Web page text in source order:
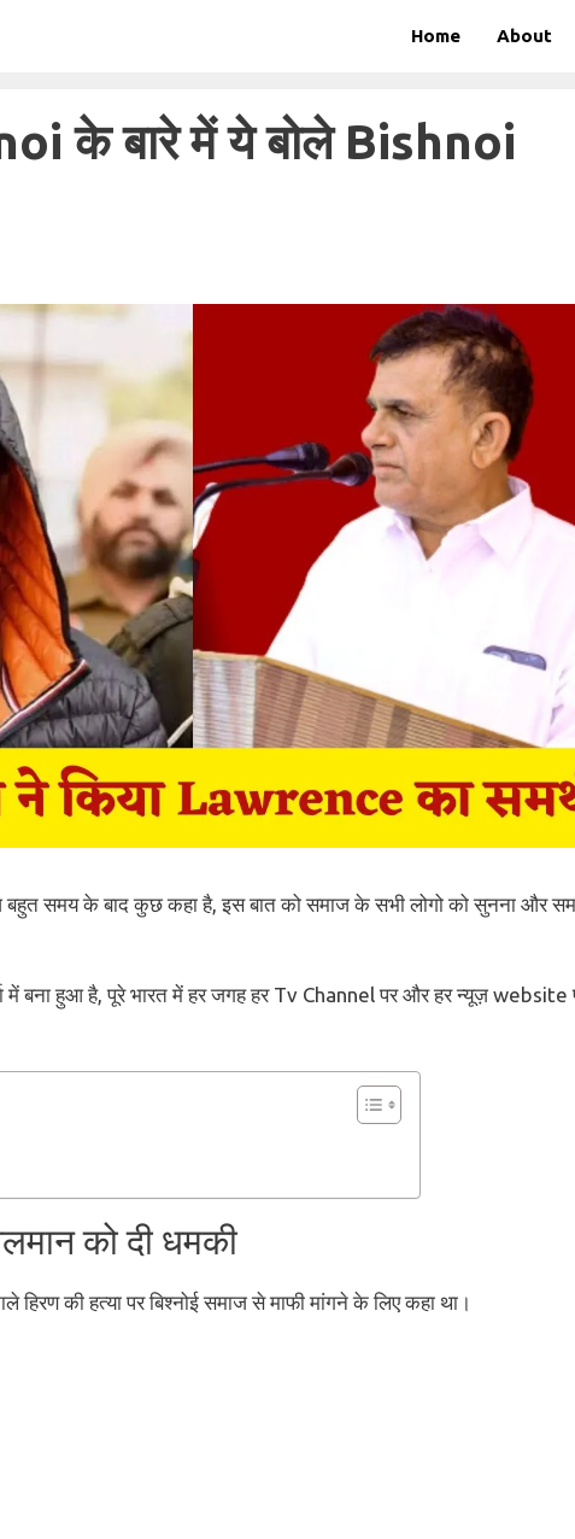
Home About
के बारे में ये बोले Bishnoi
बहुत समय के बाद कुछ कहा है, इस बात को समाज के सभी लोगो को सुनना और
में बना हुआ है, पूरे भारत में हर जगह हर Tv Channel पर और हर न्यूज़ website
को दी धमकी
की हत्या पर बिश्नोई समाज से माफी मांगने के लिए कहा था।